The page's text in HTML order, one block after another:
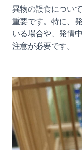
異物の誤食につい
重要です。特に、
いる場合や、発情
注意が必要です。